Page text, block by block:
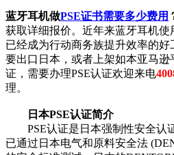
蓝牙耳机做PSE证书需要多少费用
获取详细报价。近年来蓝牙耳机
已经成为行动商务族提升效率的
要出口日本，或者上架如本亚马逊
证，需要办理PSE认证欢迎来电
理。
日本PSE认证简介
PSE认证是日本强制性安全认
已通过日本电气和原料安全法